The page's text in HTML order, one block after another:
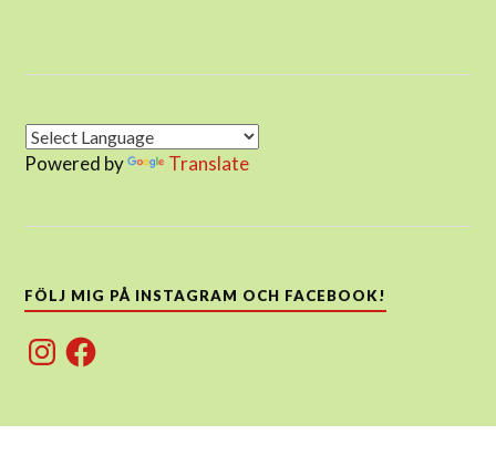
Powered by Translate
FÖLJ MIG PÅ INSTAGRAM OCH FACEBOOK!
InstagramFacebook